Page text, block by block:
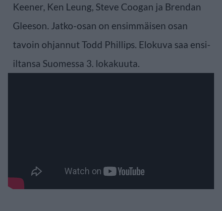
Keener, Ken Leung, Steve Coogan ja Brendan
Gleeson. Jatko-osan on ensimmäisen osan
tavoin ohjannut Todd Phillips. Elokuva saa ensi-
iltansa Suomessa 3. lokakuuta.